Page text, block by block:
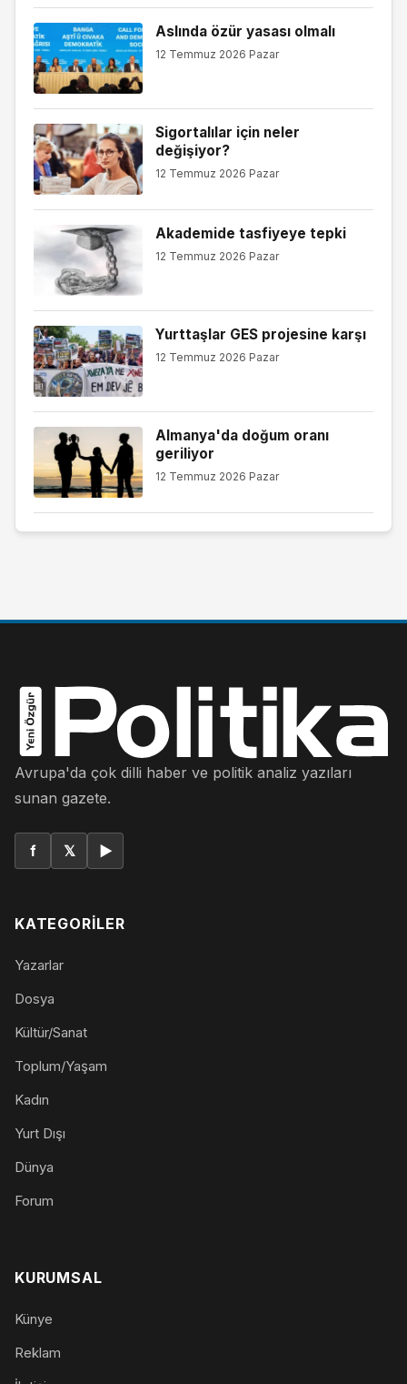
Aslında özür yasası olmalı
12 Temmuz 2026 Pazar
Sigortalılar için neler
değişiyor?
12 Temmuz 2026 Pazar
Akademide tasfiyeye tepki
12 Temmuz 2026 Pazar
Yurttaşlar GES projesine karşı
12 Temmuz 2026 Pazar
Almanya'da doğum oranı
geriliyor
12 Temmuz 2026 Pazar
Avrupa'da çok dilli haber ve politik analiz yazıları
sunan gazete.
f 𝕏 ▶
KATEGORILER
Yazarlar
Dosya
Kültür/Sanat
Toplum/Yaşam
Kadın
Yurt Dışı
Dünya
Forum
KURUMSAL
Künye
Reklam